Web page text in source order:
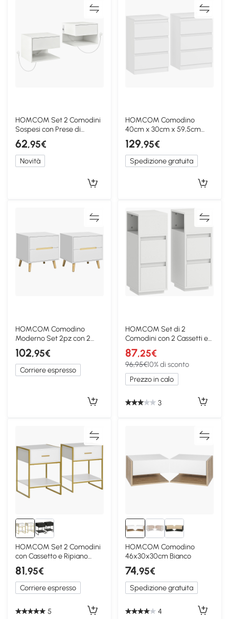
HOMCOM Set 2 Comodini
Sospesi con Prese di
Corrente, Bianco
62,95€
Novità
HOMCOM Comodino
40cm x 30cm x 59,5cm
Bianco
129,95€
Spedizione gratuita
HOMCOM Comodino
Moderno Set 2pz con 2
Cassetti 50x40x50.5 cm
Bianco
102,95€
Corriere espresso
HOMCOM Set di 2
Comodini con 2 Cassetti e
Ripiano Aperto Bianco
87,25€
96,95€10% di sconto
Prezzo in calo
3
HOMCOM Set 2 Comodini
con Cassetto e Ripiano
Aperto Bianco e Oro
81,95€
Corriere espresso
5
HOMCOM Comodino
46x30x30cm Bianco
74,95€
Spedizione gratuita
4